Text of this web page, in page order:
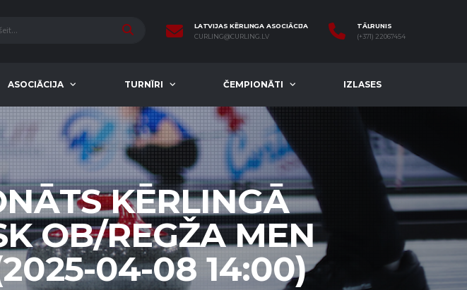
LATVIJAS KĒRLINGA ASOCIĀCIJA
CURLING@CURLING.LV
TĀLRUNIS
(+371) 22067454
ASOCIĀCIJA TURNĪRI ČEMPIONĀTI IZLASES
KĒRLINGĀ
OB/REGŽA MEN
04-08 14:00)